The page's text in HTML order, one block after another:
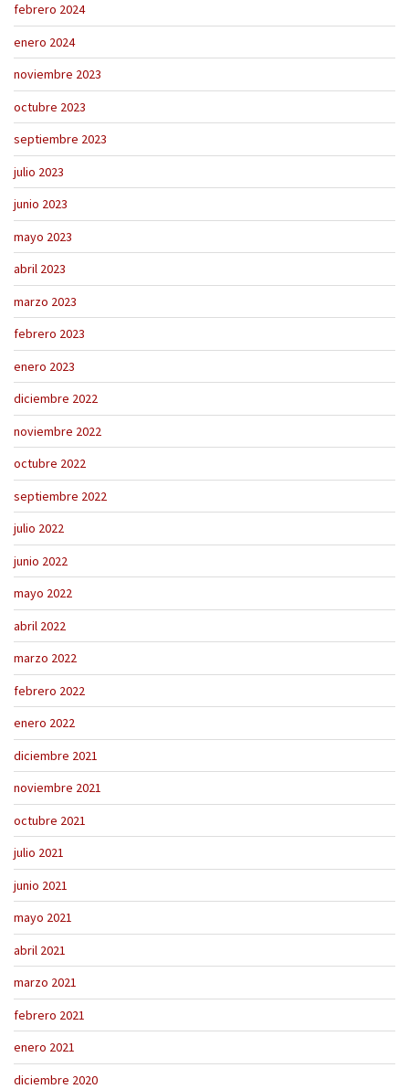
febrero 2024
enero 2024
noviembre 2023
octubre 2023
septiembre 2023
julio 2023
junio 2023
mayo 2023
abril 2023
marzo 2023
febrero 2023
enero 2023
diciembre 2022
noviembre 2022
octubre 2022
septiembre 2022
julio 2022
junio 2022
mayo 2022
abril 2022
marzo 2022
febrero 2022
enero 2022
diciembre 2021
noviembre 2021
octubre 2021
julio 2021
junio 2021
mayo 2021
abril 2021
marzo 2021
febrero 2021
enero 2021
diciembre 2020